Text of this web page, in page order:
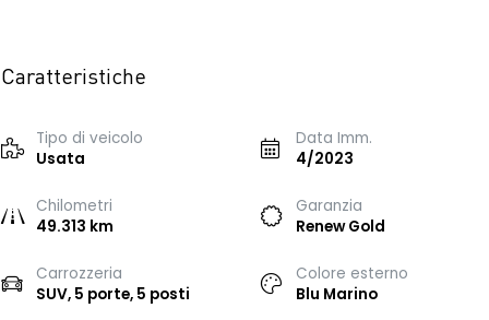
Caratteristiche
Tipo di veicolo
Usata
Data Imm.
4/2023
Chilometri
49.313 km
Garanzia
Renew Gold
Carrozzeria
SUV, 5 porte, 5 posti
Colore esterno
Blu Marino